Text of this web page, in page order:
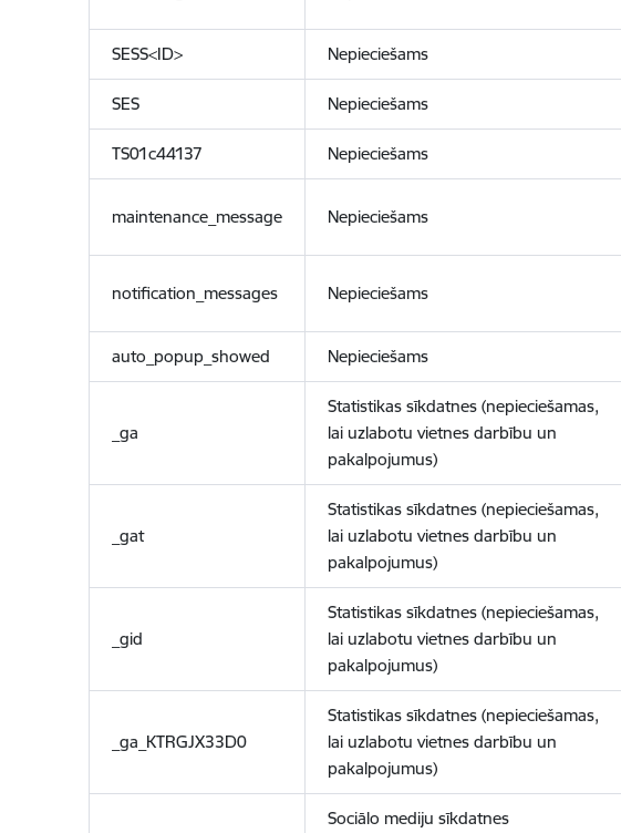
SESS<ID> Nepieciešams
SES Nepieciešams
TS01c44137 Nepieciešams
maintenance_message Nepieciešams
notification_messages Nepieciešams
auto_popup_showed Nepieciešams
_ga
Statistikas sīkdatnes (nepieciešamas,
lai uzlabotu vietnes darbību un
pakalpojumus)
_gat
Statistikas sīkdatnes (nepieciešamas,
lai uzlabotu vietnes darbību un
pakalpojumus)
_gid
Statistikas sīkdatnes (nepieciešamas,
lai uzlabotu vietnes darbību un
pakalpojumus)
_ga_KTRGJX33D0
Statistikas sīkdatnes (nepieciešamas,
lai uzlabotu vietnes darbību un
pakalpojumus)
Sociālo mediju sīkdatnes